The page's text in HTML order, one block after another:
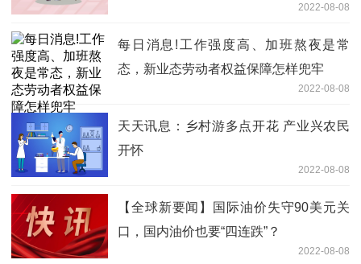
2022-08-08
每日消息!工作强度高、加班熬夜是常
态，新业态劳动者权益保障怎样兜牢
2022-08-08
天天讯息：乡村游多点开花 产业兴农民
开怀
2022-08-08
【全球新要闻】国际油价失守90美元关
口，国内油价也要“四连跌”？
2022-08-08